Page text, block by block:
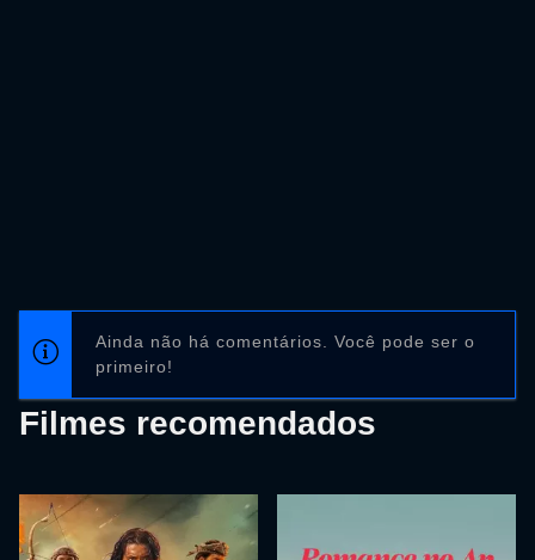
Ainda não há comentários. Você pode ser o
primeiro!
Filmes recomendados